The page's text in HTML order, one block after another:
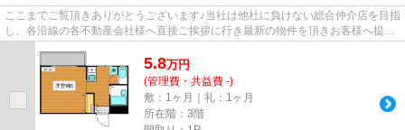
ここまでご覧頂きありがとうございます♪当社は他社に負けない総合仲介店を目指
し、各沿線の各不動産会社様へ直接ご挨拶に行き最新の物件を頂きお客様へ提供
5.8万円
(管理費・共益費 -)
敷：1ヶ月｜礼：1ヶ月
所在階：3階